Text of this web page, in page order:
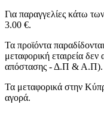
Για παραγγελίες κάτω
3.00 €.
Τα προϊόντα
μεταφορική εταιρεία δεν
απόστασης - Δ.Π & Α.Π).
Τα μεταφορικά στην
αγορά.